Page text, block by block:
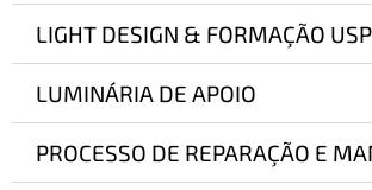
LIGHT DESIGN & FORMAÇÃO USP
LUMINÁRIA DE APOIO
PROCESSO DE REPARAÇÃO E